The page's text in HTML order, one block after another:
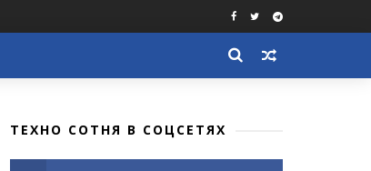
ТЕХНО СОТНЯ В СОЦСЕТЯХ